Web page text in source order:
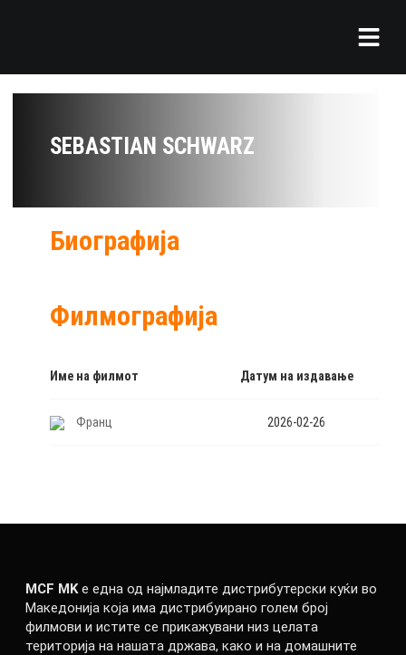
SEBASTIAN SCHWARZ
Биографија
Филмографија
Име на филмот Датум на издавање
Франц 2026-02-26
MCF MKе една од најмладите дистрибутерски куќи во
Македонија која има дистрибуирано голем број
филмови и истите се прикажувани низ целата
територија на нашата држава, како и на домашните